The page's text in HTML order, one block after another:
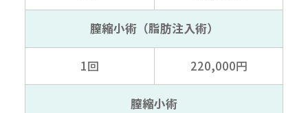
膣縮小術（脂肪注入術）
1回 220,000円
膣縮小術